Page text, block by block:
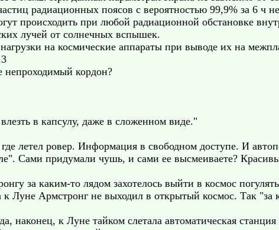
радиационных поясов с вероятностью 99,9% за 6 ч
происходить при любой радиационной обстановке
лучей от солнечных вспышек.
на космические аппараты при выводе их на
непроходимый кордон?
в капсулу, даже в сложенном виде."
летел ровер. Информация в свободном доступе. И
Сами придумали чушь, и сами ее высмеиваете?
за каким-то лядом захотелось выйти в космос
к Луне Армстронг не выходил в открытый космос. Так
наконец, к Луне тайком слетала автоматическая